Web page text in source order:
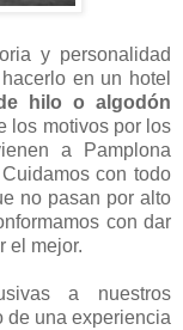
y personalidad
en un hotel
hilo o algodón
los motivos por los
a Pamplona
con todo
no pasan por alto
con dar
el mejor.
a nuestros
de una experiencia